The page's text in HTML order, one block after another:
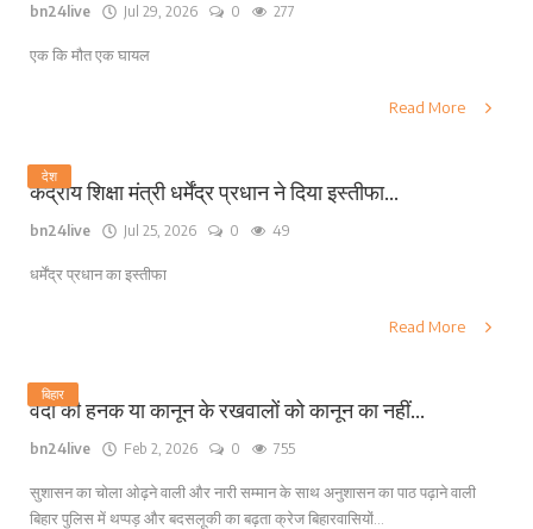
bn24live Jul 29, 2026 0 277
एक कि मौत एक घायल
Read More
देश
केंद्रीय शिक्षा मंत्री धर्मेंद्र प्रधान ने दिया इस्तीफा...
bn24live Jul 25, 2026 0 49
धर्मेंद्र प्रधान का इस्तीफा
Read More
बिहार
वर्दी की हनक या कानून के रखवालों को कानून का नहीं...
bn24live Feb 2, 2026 0 755
सुशासन का चोला ओढ़ने वाली और नारी सम्मान के साथ अनुशासन का पाठ पढ़ाने वाली
बिहार पुलिस में थप्पड़ और बदसलूकी का बढ़ता क्रेज बिहारवासियों...